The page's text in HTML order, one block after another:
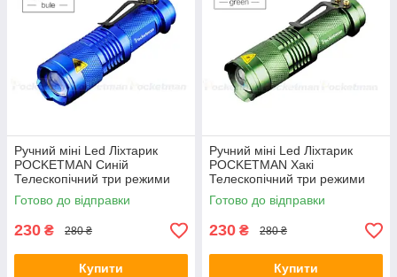
Ручний міні Led Ліхтарик
POCKETMAN Синій
Телескопічний три режими
свічення
Готово до відправки
230 ₴ 280 ₴
Купити
Ручний міні Led Ліхтарик
POCKETMAN Хакі
Телескопічний три режими
свічення
Готово до відправки
230 ₴ 280 ₴
Купити